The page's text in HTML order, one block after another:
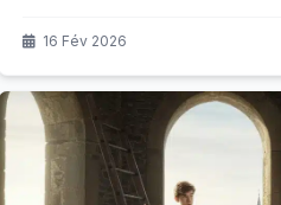
cette affaire ?
16 Fév 2026